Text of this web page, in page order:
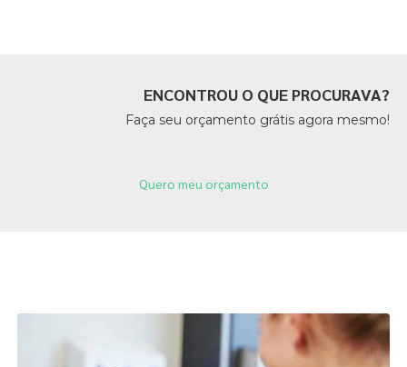
ENCONTROU O QUE PROCURAVA?
Faça seu orçamento grátis agora mesmo!
Quero meu orçamento